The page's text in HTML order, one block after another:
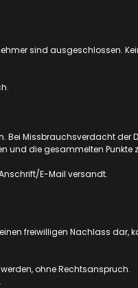
sind ausgeschlossen.
Missbrauchsverdacht der
und die gesammelten Punkte
E-Mail versandt.
freiwilligen Nachlass dar,
ohne Rechtsanspruch.